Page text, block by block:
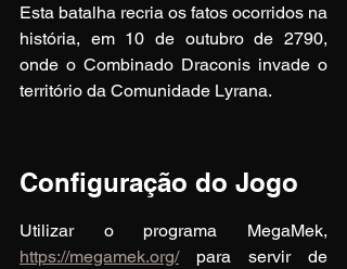
Esta batalha recria os fatos ocorridos na
história, em 10 de outubro de 2790,
onde o Combinado Draconis invade o
território da Comunidade Lyrana.
Configuração do Jogo
https://megamek.org/ para servir de